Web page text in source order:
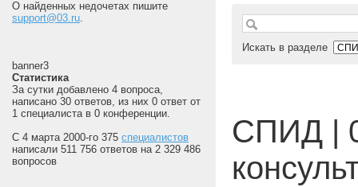
О найденных недочетах пишите
support@03.ru.
banner3
Статистика
За сутки добавлено 4 вопроса,
написано 30 ответов, из них 0 ответ от
1 специалиста в 0 конференции.
С 4 марта 2000-го 375 специалистов
написали 511 756 ответов на 2 329 486
вопросов
Искать в разделе
СПИД |